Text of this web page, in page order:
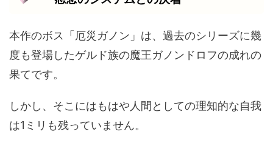
本作のボス「厄災ガノン」は、過去のシリーズに幾
度も登場したゲルド族の魔王ガノンドロフの成れの
果てです。
しかし、そこにはもはや人間としての理知的な自我
は1ミリも残っていません。